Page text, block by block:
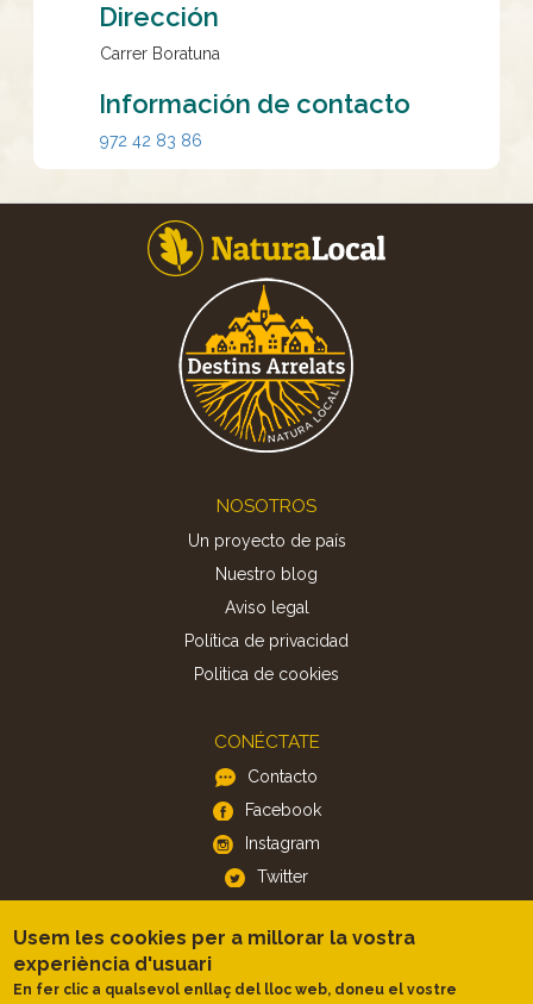
Dirección
Carrer Boratuna
Información de contacto
972 42 83 86
NOSOTROS
Un proyecto de país
Nuestro blog
Aviso legal
Política de privacidad
Politica de cookies
CONÉCTATE
Contacto
Facebook
Instagram
Twitter
APP
iOS
Usem les cookies per a millorar la vostra
experiència d'usuari
En fer clic a qualsevol enllaç del lloc web, doneu el vostre